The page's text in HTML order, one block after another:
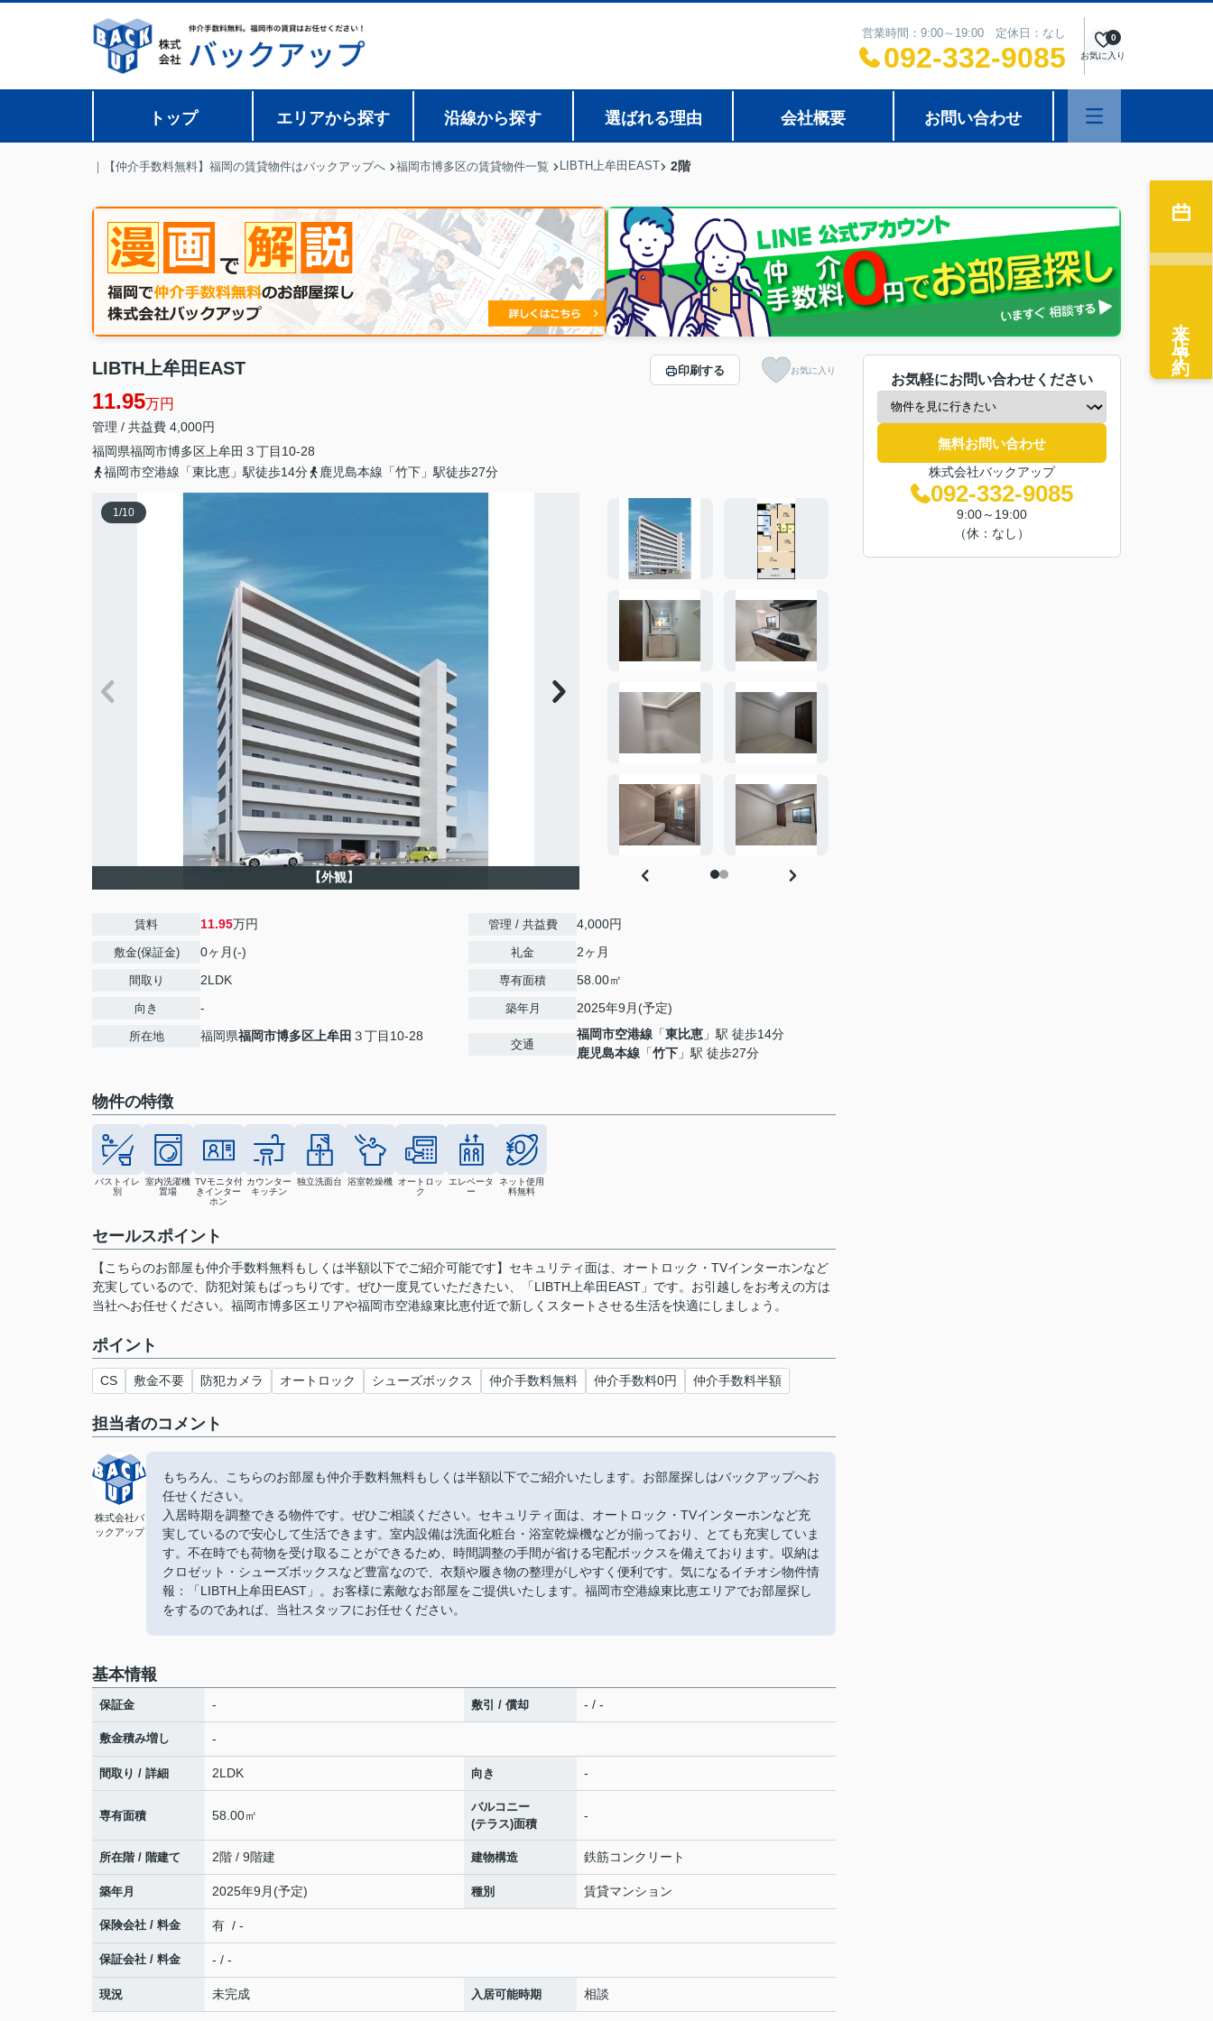
営業時間：9:00～19:00 定休日：なし
092-332-9085 お気に入り
0
トップ エリアから探す 沿線から探す 選ばれる理由 会社概要 お問い合わせ
｜【仲介手数料無料】福岡の賃貸物件はバックアップへ 福岡市博多区の賃貸物件一覧 LIBTH上牟田EAST 2階
LIBTH上牟田EAST
11.95万円
管理 / 共益費 4,000円
福岡県福岡市博多区上牟田 ３丁目10-28
福岡市空港線「東比恵」駅徒歩14分
鹿児島本線「竹下」駅徒歩27分
印刷する お気に入り
1/10
【外観】
賃料 11.95万円
敷金(保証金) 0ヶ月(-)
間取り 2LDK
向き -
所在地 福岡県福岡市博多区上牟田 ３丁目10-28
管理 / 共益費 4,000円
礼金 2ヶ月
専有面積 58.00㎡
築年月 2025年9月(予定)
交通
福岡市空港線 「東比恵 」駅 徒歩14分
鹿児島本線 「竹下 」駅 徒歩27分
物件の特徴
バストイレ
別
室内洗濯機
置場
TVモニタ付
きインター
ホン
カウンター
キッチン
独立洗面台 浴室乾燥機
オートロッ
ク
エレベータ
ー
ネット使用
料無料
セールスポイント
【こちらのお部屋も仲介手数料無料もしくは半額以下でご紹介可能です】セキュリティ面は、オートロック・TVインターホンなど
充実しているので、防犯対策もばっちりです。ぜひ一度見ていただきたい、「LIBTH上牟田EAST」です。お引越しをお考えの方は
当社へお任せください。福岡市博多区エリアや福岡市空港線東比恵付近で新しくスタートさせる生活を快適にしましょう。
ポイント
CS 敷金不要 防犯カメラ オートロック シューズボックス 仲介手数料無料 仲介手数料0円 仲介手数料半額
担当者のコメント
株式会社バ
ックアップ
もちろん、こちらのお部屋も仲介手数料無料もしくは半額以下でご紹介いたします。お部屋探しはバックアップへお
任せください。
入居時期を調整できる物件です。ぜひご相談ください。セキュリティ面は、オートロック・TVインターホンなど充
実しているので安心して生活できます。室内設備は洗面化粧台・浴室乾燥機などが揃っており、とても充実していま
す。不在時でも荷物を受け取ることができるため、時間調整の手間が省ける宅配ボックスを備えております。収納は
クロゼット・シューズボックスなど豊富なので、衣類や履き物の整理がしやすく便利です。気になるイチオシ物件情
報：「LIBTH上牟田EAST」。お客様に素敵なお部屋をご提供いたします。福岡市空港線東比恵エリアでお部屋探し
をするのであれば、当社スタッフにお任せください。
基本情報
保証金 - 敷引 / 償却 - / -
敷金積み増し -
間取り / 詳細 2LDK 向き -
専有面積 58.00㎡
バルコニー
(テラス)面積
-
所在階 / 階建て 2階 / 9階建 建物構造 鉄筋コンクリート
築年月 2025年9月(予定) 種別 賃貸マンション
保険会社 / 料金 有 / -
保証会社 / 料金 - / -
現況 未完成 入居可能時期 相談
お気軽にお問い合わせください
無料お問い合わせ
株式会社バックアップ
092-332-9085
9:00～19:00
（休：なし）
来店予約